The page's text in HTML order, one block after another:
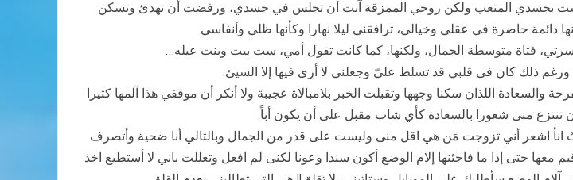
بجسدي المتعب ولكن روحي الممزقة آبت أن تجلس في جسدي، ورفضت أن تهدئ وتسكن
دائمة حاضرة في عقلي وخيالي، ترافقني ليلا نهارا وكأنها ظلي وأنفاسي.
أسرتي، فتاة متوسطة الجمال، ولكنها، كما كانت تقول أمي، ست بيت وبنت عيله…
ذلك كان في قلبي قد تسلط عليّ وجعلني لا أرى فيها إلا السيئ.
اللذان سكنا وجهها وتقبلت الخبر بلامبالاة عجيبة ولا أنكر أن موقفي هذا آلمها كثيرا
منى شعورا بالسعادة كأي شاب مقبل على أن يكون أباً.
انأ اشعر أني تزوجت مَن هي اقل منى وليست على قدر من الجمال وبالتالي أنا ضحية وأتصرف
حتى إذا ما فاجئنها إلام الوضع أكون سندا وعونا لكنى لم افعل وتعللت باني لا أستطيع اخذ